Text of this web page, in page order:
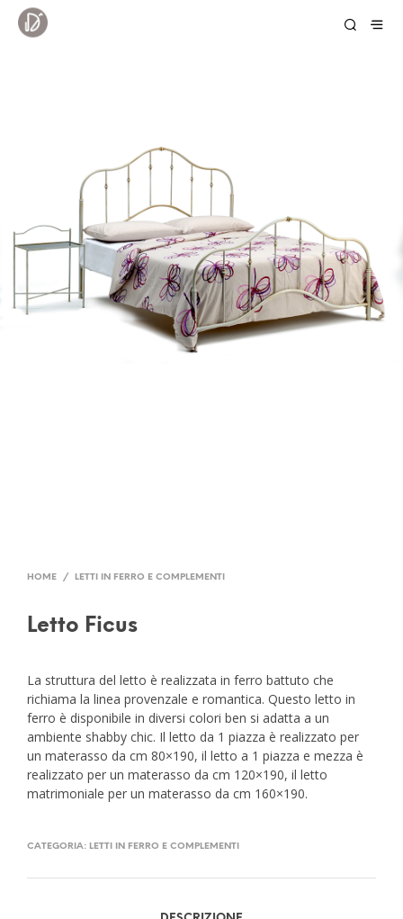
HOME / LETTI IN FERRO E COMPLEMENTI
Letto Ficus
La struttura del letto è realizzata in ferro battuto che
richiama la linea provenzale e romantica. Questo letto in
ferro è disponibile in diversi colori ben si adatta a un
ambiente shabby chic. Il letto da 1 piazza è realizzato per
un materasso da cm 80×190, il letto a 1 piazza e mezza è
realizzato per un materasso da cm 120×190, il letto
matrimoniale per un materasso da cm 160×190.
CATEGORIA: LETTI IN FERRO E COMPLEMENTI